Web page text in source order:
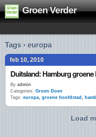
Groen Verder
Tags › europa
feb 10, 2010
Duitsland: Hamburg
By admin
Categories: Groen Doen
Tags: europa, groene hoofdstad ,
Load